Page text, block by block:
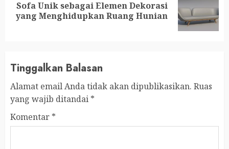
Next
post:
Sofa Unik sebagai Elemen Dekorasi
yang Menghidupkan Ruang Hunian
Tinggalkan Balasan
Alamat email Anda tidak akan dipublikasikan. Ruas
yang wajib ditandai *
Komentar *